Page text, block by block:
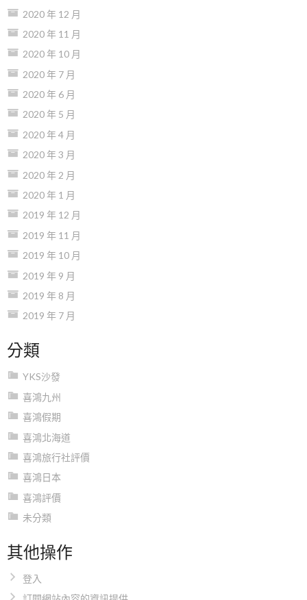
2020 年 12 月
2020 年 11 月
2020 年 10 月
2020 年 7 月
2020 年 6 月
2020 年 5 月
2020 年 4 月
2020 年 3 月
2020 年 2 月
2020 年 1 月
2019 年 12 月
2019 年 11 月
2019 年 10 月
2019 年 9 月
2019 年 8 月
2019 年 7 月
分類
YKS沙發
喜鴻九州
喜鴻假期
喜鴻北海道
喜鴻旅行社評價
喜鴻日本
喜鴻評價
未分類
其他操作
登入